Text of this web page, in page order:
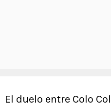
El duelo entre Colo